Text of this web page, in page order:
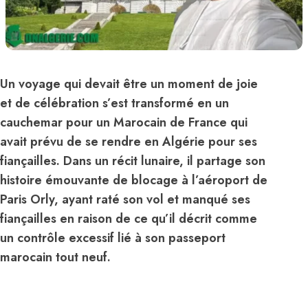
Un voyage qui devait être un moment de joie
et de célébration s’est transformé en un
cauchemar pour un Marocain de France qui
avait prévu de se rendre en Algérie pour ses
fiançailles. Dans un récit lunaire, il partage son
histoire émouvante de blocage à l’aéroport de
Paris Orly, ayant raté son vol et manqué ses
fiançailles en raison de ce qu’il décrit comme
un contrôle excessif lié à son passeport
marocain tout neuf.